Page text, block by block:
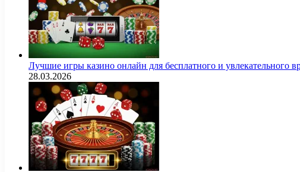
Лучшие игры казино онлайн для бесплатного и увлекательного
28.03.2026